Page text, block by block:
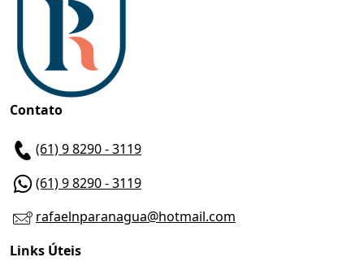
Contato
(61) 9 8290 - 3119
(61) 9 8290 - 3119
rafaelnparanagua@hotmail.com
Links Úteis